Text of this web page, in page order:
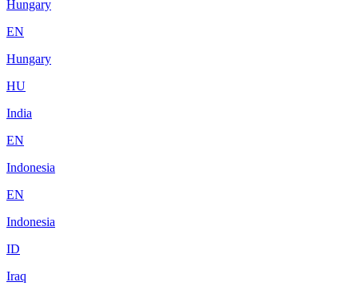
Hungary
EN
Hungary
HU
India
EN
Indonesia
EN
Indonesia
ID
Iraq